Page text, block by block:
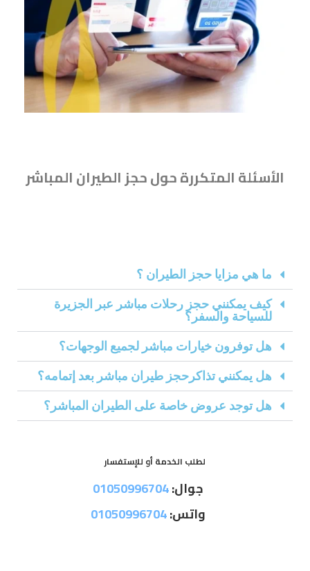
الأسئلة المتكررة حول حجز الطيران المباشر
ما هي مزايا حجز الطيران ؟
كيف يمكنني حجز رحلات مباشر عبر الجزيرة
للسياحة والسفر؟
هل توفرون خيارات مباشر لجميع الوجهات؟
هل يمكنني تذاكرحجز طيران مباشر بعد إتمامه؟
هل توجد عروض خاصة على الطيران المباشر؟
لطلب الخدمة أو للإستفسار
جوال:01050996704
واتس:01050996704